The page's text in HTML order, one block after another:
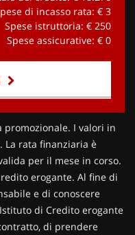
di incasso rata: € 3
Spese istruttoria: € 250
Spese assicurative: € 0
I valori in
La rata finanziaria è
per il mese in corso.
erogante. Al fine di
e di conoscere
di Credito erogante
di prendere